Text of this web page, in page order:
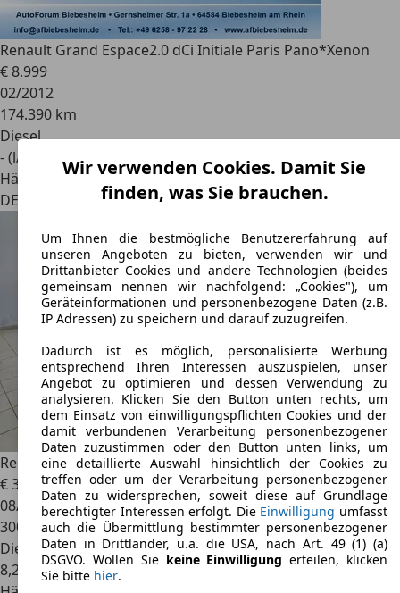
Renault Grand Espace2.0 dCi Initiale Paris Pano*Xenon
€ 8.999
02/2012
174.390 km
Diesel
- (l/100 km)
Händler
DE 64584
Biebesheim Am Rhein
Renault Grand Espace Grand Espace Edition 25th
€ 3.300
08/2011
300.000 km
Diesel
8,2 l/100 km (komb.)
Wir verwenden Cookies. Damit Sie
finden, was Sie brauchen.
Um Ihnen die bestmögliche Benutzererfahrung auf
unseren Angeboten zu bieten, verwenden wir und
Drittanbieter Cookies und andere Technologien (beides
gemeinsam nennen wir nachfolgend: „Cookies"), um
Geräteinformationen und personenbezogene Daten (z.B.
IP Adressen) zu speichern und darauf zuzugreifen.
Dadurch ist es möglich, personalisierte Werbung
entsprechend Ihren Interessen auszuspielen, unser
Angebot zu optimieren und dessen Verwendung zu
analysieren. Klicken Sie den Button unten rechts, um
dem Einsatz von einwilligungspflichten Cookies und der
damit verbundenen Verarbeitung personenbezogener
Daten zuzustimmen oder den Button unten links, um
eine detaillierte Auswahl hinsichtlich der Cookies zu
treffen oder um der Verarbeitung personenbezogener
Daten zu widersprechen, soweit diese auf Grundlage
berechtigter Interessen erfolgt. Die Einwilligung umfasst
auch die Übermittlung bestimmter personenbezogener
Daten in Drittländer, u.a. die USA, nach Art. 49 (1) (a)
DSGVO. Wollen Sie keine Einwilligung erteilen, klicken
Sie bitte hier.